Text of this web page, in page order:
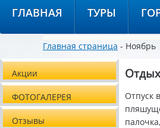
ГЛАВНАЯ ТУРЫ
Главная страница - Ноябрь
Акции
ФОТОГАЛЕРЕЯ
Отзывы
Отпуск